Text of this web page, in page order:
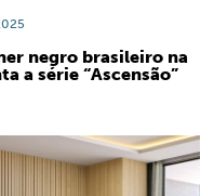
negro brasileiro na
a série “Ascensão”